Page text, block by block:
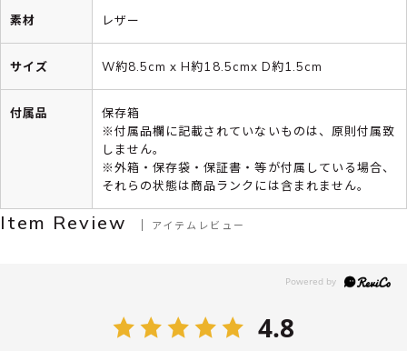
素材 レザー
サイズ W約8.5cm x H約18.5cmx D約1.5cm
付属品
保存箱
※付属品欄に記載されていないものは、原則付属致
しません。
※外箱・保存袋・保証書・等が付属している場合、
それらの状態は商品ランクには含まれません。
Item Review アイテムレビュー
4.8